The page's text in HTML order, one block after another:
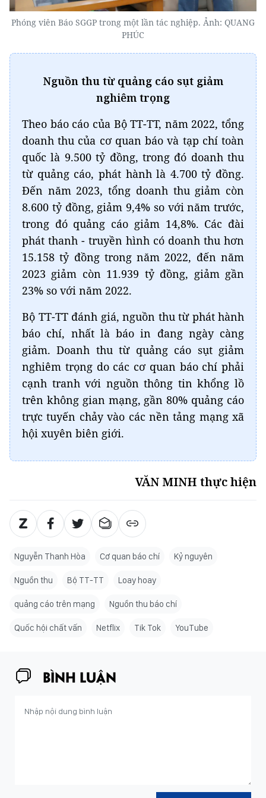
Phóng viên Báo SGGP trong một lần tác nghiệp. Ảnh: QUANG
PHÚC
Nguồn thu từ quảng cáo sụt giảm
nghiêm trọng
Theo báo cáo của Bộ TT-TT, năm 2022, tổng
doanh thu của cơ quan báo và tạp chí toàn
quốc là 9.500 tỷ đồng, trong đó doanh thu
từ quảng cáo, phát hành là 4.700 tỷ đồng.
Đến năm 2023, tổng doanh thu giảm còn
8.600 tỷ đồng, giảm 9,4% so với năm trước,
trong đó quảng cáo giảm 14,8%. Các đài
phát thanh - truyền hình có doanh thu hơn
15.158 tỷ đồng trong năm 2022, đến năm
2023 giảm còn 11.939 tỷ đồng, giảm gần
23% so với năm 2022.
Bộ TT-TT đánh giá, nguồn thu từ phát hành
báo chí, nhất là báo in đang ngày càng
giảm. Doanh thu từ quảng cáo sụt giảm
nghiêm trọng do các cơ quan báo chí phải
cạnh tranh với nguồn thông tin khổng lồ
trên không gian mạng, gần 80% quảng cáo
trực tuyến chảy vào các nền tảng mạng xã
hội xuyên biên giới.
VĂN MINH thực hiện
Nguyễn Thanh Hòa Cơ quan báo chí Kỷ nguyên
Nguồn thu Bộ TT-TT Loay hoay
quảng cáo trên mạng Nguồn thu báo chí
Quốc hội chất vấn Netflix Tik Tok YouTube
BÌNH LUẬN